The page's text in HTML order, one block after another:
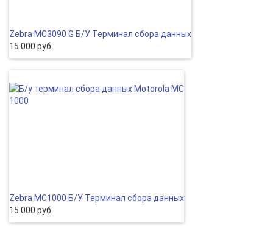
Zebra MC3090 G Б/У Терминал сбора данных
15 000 руб
Zebra MC1000 Б/У Терминал сбора данных
15 000 руб